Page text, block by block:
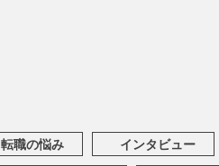
転職の悩み インタビュー